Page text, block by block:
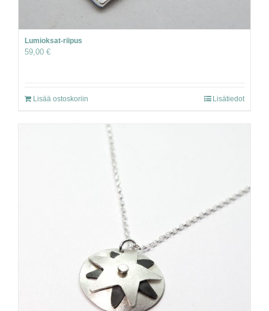
Lumioksat-riipus
59,00 €
Lisää ostoskoriin Lisätiedot